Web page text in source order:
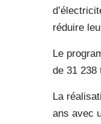
réduire
Le
de 31 238
La
ans avec